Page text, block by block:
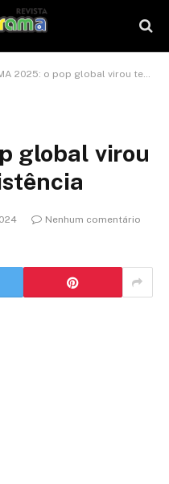
2025: o pop global virou território de resistência
global virou
Nenhum comentário